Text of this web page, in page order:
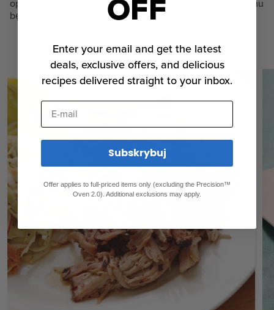
opracowaliśmy również wiele przepisów, dzięki czemu
będziesz dokładnie wiedzieć, od czego zacząć.
Poznaj przepisy
Enter your email and get the latest
deals, exclusive offers, and delicious
recipes delivered straight to your inbox.
E-mail
Subskrybuj
Offer applies to full-priced items only (excluding the Precision™
Oven 2.0). Additional exclusions may apply.